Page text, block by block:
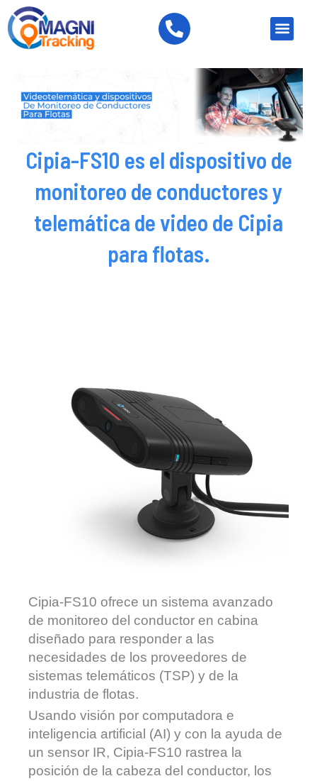
al
contenido
P
h
t
Cipia-FS10 es el dispositivo de
monitoreo de conductores y
telemática de video de Cipia
para flotas.
Cipia-FS10 ofrece un sistema avanzado
de monitoreo del conductor en cabina
diseñado para responder a las
necesidades de los proveedores de
sistemas telemáticos (TSP) y de la
industria de flotas.
Usando visión por computadora e
inteligencia artificial (AI) y con la ayuda de
un sensor IR, Cipia-FS10 rastrea la
posición de la cabeza del conductor, los